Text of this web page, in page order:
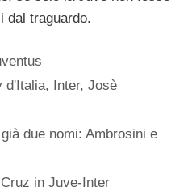
dal traguardo.
d'Italia, Inter,Josè
due nomi: Ambrosini e
in Juve-Inter